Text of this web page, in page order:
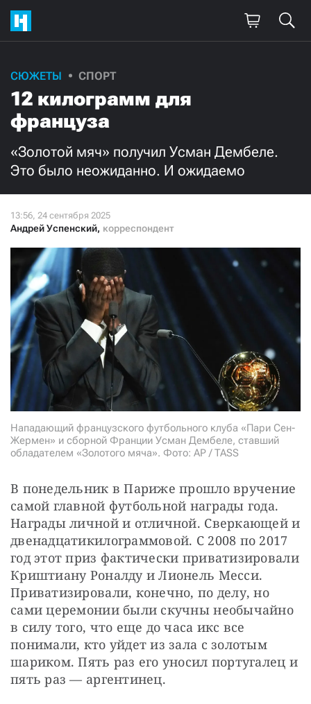
СЮЖЕТЫ СПОРТ
12 килограмм для
француза
«Золотой мяч» получил Усман Дембеле.
Это было неожиданно. И ожидаемо
Андрей Успенский, корреспондент
Нападающий французского футбольного клуба «Пари Сен-
Жермен» и сборной Франции Усман Дембеле, ставший
обладателем «Золотого мяча». Фото: AP / TASS
В понедельник в Париже прошло вручение
самой главной футбольной награды года.
Награды личной и отличной. Сверкающей и
двенадцатикилограммовой. С 2008 по 2017
год этот приз фактически приватизировали
Криштиану Роналду и Лионель Месси.
Приватизировали, конечно, по делу, но
сами церемонии были скучны необычайно
в силу того, что еще до часа икс все
понимали, кто уйдет из зала с золотым
шариком. Пять раз его уносил португалец и
пять раз — аргентинец.
Поддержите
нашу работу!
Ежемесячно
3000 1000
Нажимая кнопку «Стать соучастником»,
я принимаю
условия и подтверждаю свое гражданство РФ
СТАТЬ СОУЧАСТНИКОМ
ПОДЕЛИТЬСЯ С ДРУЗЬЯМИ
Если у вас есть вопросы, пишите donate@novayagazeta.ruили
звоните:
+7 (929) 612-03-68